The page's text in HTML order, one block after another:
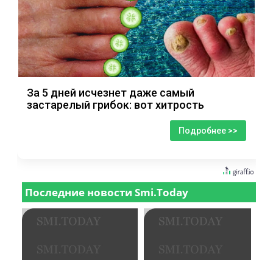
За 5 дней исчезнет даже самый
застарелый грибок: вот хитрость
Подробнее >>